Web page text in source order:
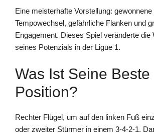
Eine meisterhafte Vorstellung: gewonnene
Tempowechsel, gefährliche Flanken und
Engagement. Dieses Spiel veränderte die
seines Potenzials in der Ligue 1.
Was Ist Seine Beste
Position?
Rechter Flügel, um auf den linken Fuß
oder zweiter Stürmer in einem 3‑4‑2‑1.